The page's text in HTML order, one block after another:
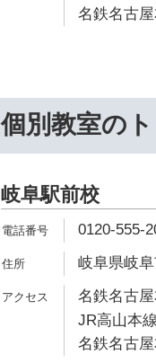
名鉄名古
個別教室の
岐阜駅前校
0120-555-
岐阜県岐
名鉄名古
JR高山本
名鉄名古